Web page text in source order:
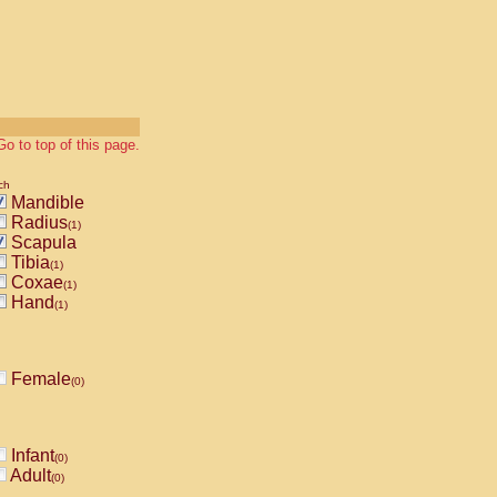
to top of this page.
Mandible
Radius(1)
Scapula
Tibia(1)
Coxae(1)
Hand(1)
Female(0)
Infant(0)
Adult(0)